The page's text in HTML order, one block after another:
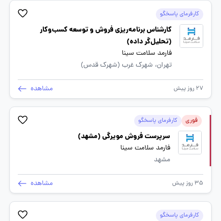
کار قرار داده ایم تا بتوانیم این مسئولیت بزرگ را به نحو شایسته به
انجام برسانیم. گروه دارویی فارمد سلامت سینا با پشتوانه علم و
فناوری ، نیروهای متعهد و همکارانی دلسوز تلاش میکند تا بهترین
محصولات را برای مردم کشور عزیزمان تولید و در آینده نزدیک به
دیگر کشور های جهان صادر نماید.
کارفرمای پاسخگو
کارشناس برنامه‌ریزی فروش و توسعه کسب‌وکار
(تحلیل‌گر داده)
فارمد سلامت سینا
تهران، شهرک غرب (شهرک قدس)
27 روز پیش مشاهده
فوری کارفرمای پاسخگو
سرپرست فروش مویرگی (مشهد)
فارمد سلامت سینا
مشهد
35 روز پیش مشاهده
کارفرمای پاسخگو